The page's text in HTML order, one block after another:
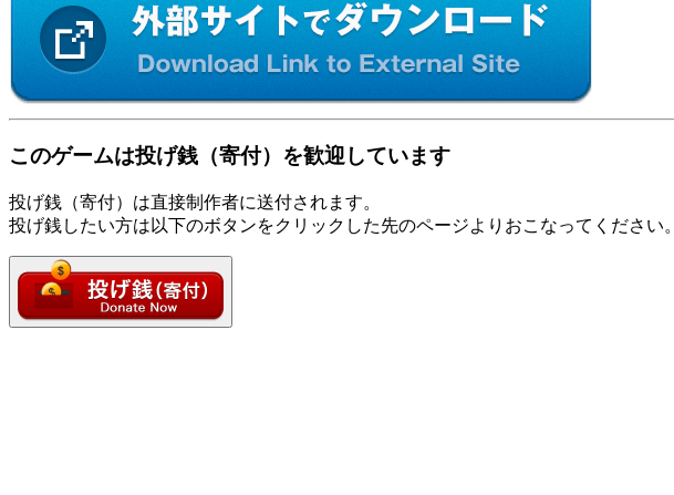
このゲームは投げ銭（寄付）を歓迎しています
投げ銭（寄付）は直接制作者に送付されます。
投げ銭したい方は以下のボタンをクリックした先のページよりおこなってください。